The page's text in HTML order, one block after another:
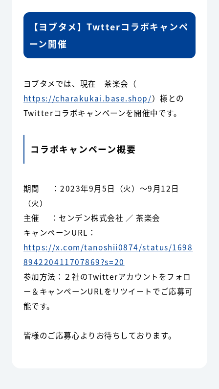
【ヨブタメ】Twtterコラボキャンペ
ーン開催
ヨブタメでは、現在 茶楽会（
https://charakukai.base.shop/）様との
Twitterコラボキャンペーンを開催中です。
コラボキャンペーン概要
期間 ：2023年9月5日（火）～9月12日
（火）
主催 ：センデン株式会社 ／ 茶楽会
キャンペーンURL：
https://x.com/tanoshii0874/status/1698
894220411707869?s=20
参加方法：２社のTwitterアカウントをフォロ
ー＆キャンペーンURLをリツイートでご応募可
能です。
皆様のご応募心よりお待ちしております。